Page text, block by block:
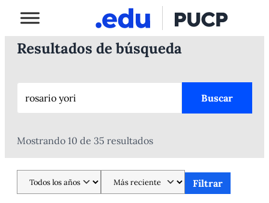
Resultados de búsqueda
Buscar
Mostrando 10 de 35 resultados
Filtrar